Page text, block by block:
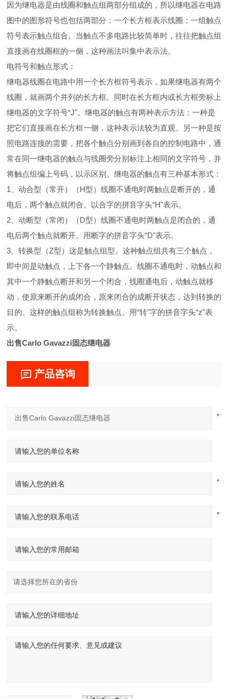
因为继电器是由线圈和触点组两部分组成的，所以继电器在电路
图中的图形符号也包括两部分：一个长方框表示线圈；一组触点
符号表示触点组合。当触点不多电路比较简单时，往往把触点组
直接画在线圈框的一侧，这种画法叫集中表示法。
电符号和触点形式：
继电器线圈在电路中用一个长方框符号表示，如果继电器有两个
线圈，就画两个并列的长方框。同时在长方框内或长方框旁标上
继电器的文字符号“J"。继电器的触点有两种表示方法：一种是
把它们直接画在长方框一侧，这种表示法较为直观。另一种是按
照电路连接的需要，把各个触点分别画到各自的控制电路中，通
常在同一继电器的触点与线圈旁分别标注上相同的文字符号，并
将触点组编上号码，以示区别。继电器的触点有三种基本形式：
1、动合型（常开）（H型）线圈不通电时两触点是断开的，通
电后，两个触点就闭合。以合字的拼音字头“H"表示。
2、动断型（常闭）（D型）线圈不通电时两触点是闭合的，通
电后两个触点就断开。用断字的拼音字头“D"表示。
3、转换型（Z型）这是触点组型。这种触点组共有三个触点，
即中间是动触点，上下各一个静触点。线圈不通电时，动触点和
其中一个静触点断开和另一个闭合，线圈通电后，动触点就移
动，使原来断开的成闭合，原来闭合的成断开状态，达到转换的
目的。这样的触点组称为转换触点。用“转"字的拼音字头“z"表
示。
出售Carlo Gavazzi固态继电器
产品咨询